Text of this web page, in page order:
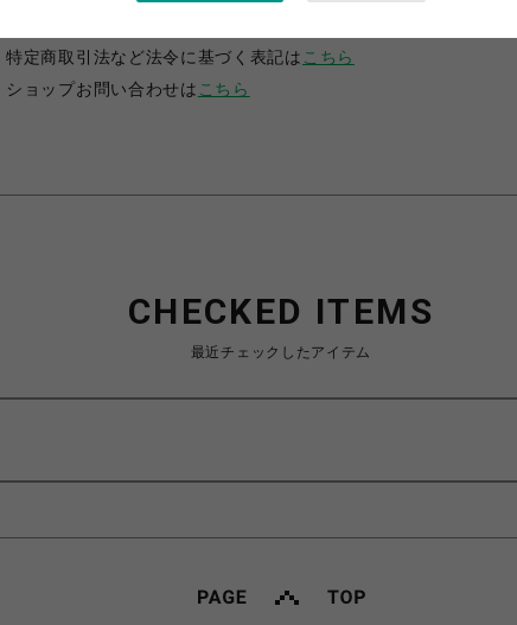
特定商取引法など法令に基づく表記は こちら
ショップお問い合わせは こちら
CHECKED ITEMS
最近チェックしたアイテム